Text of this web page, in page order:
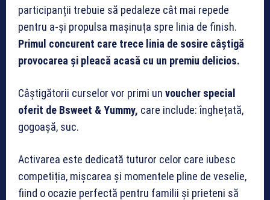
participanții trebuie să pedaleze cât mai repede
pentru a-și propulsa mașinuța spre linia de finish.
Primul concurent care trece linia de sosire câștigă
provocarea și pleacă acasă cu un premiu delicios.
Câștigătorii curselor vor primi un voucher special
oferit de Bsweet & Yummy, care include: înghețată,
gogoașă, suc.
Activarea este dedicată tuturor celor care iubesc
competiția, mișcarea și momentele pline de veselie,
fiind o ocazie perfectă pentru familii și prieteni să